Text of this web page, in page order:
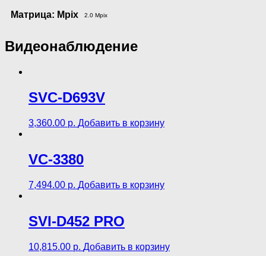
Матрица: Mpix 2.0 Mpix
Видеонаблюдение
SVC-D693V
3,360.00 р. Добавить в корзину
VC-3380
7,494.00 р. Добавить в корзину
SVI-D452 PRO
10,815.00 р. Добавить в корзину